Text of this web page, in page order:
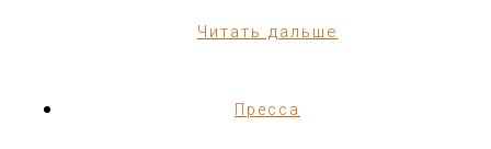
Читать дальше
Пресса